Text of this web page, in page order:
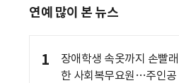
연예 많이 본 뉴스
1
장애학생 속옷까지 손빨래
한 사회복무요원…주인공